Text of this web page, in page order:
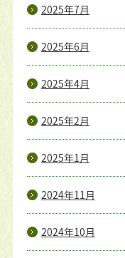
2025年7月
2025年6月
2025年4月
2025年2月
2025年1月
2024年11月
2024年10月